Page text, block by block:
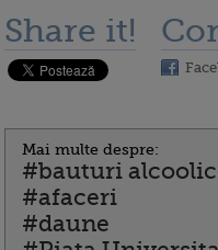
Share it!
Mai multe despre:
#bauturi
#afaceri
#daune